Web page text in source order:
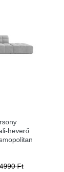
heverő
Ft